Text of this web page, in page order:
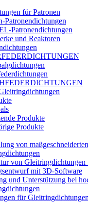
für Patronen
Patronendichtungen
Patronendichtungen
und Reaktoren
Produkte
Produkte
von maßgeschneiderten
von Gleitringdichtungen
mit 3D-Software
und Unterstützung bei
für Gleitringdichtungen